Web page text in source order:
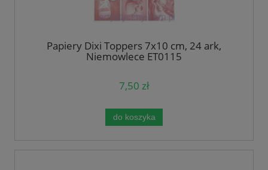
Papiery Dixi Toppers 7x10 cm, 24 ark,
Niemowlęce ET0115
7,50 zł
do koszyka